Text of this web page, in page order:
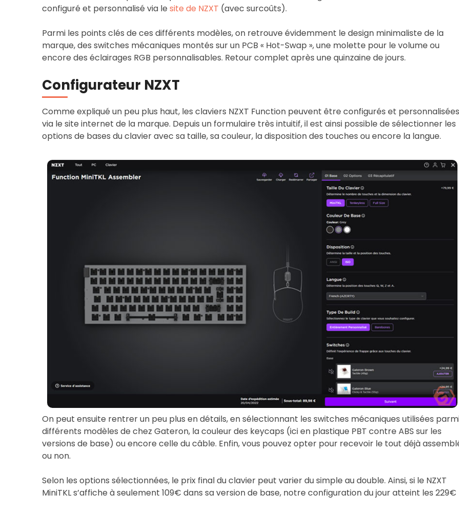
configuré et personnalisé via le site de NZXT (avec surcoûts).
Parmi les points clés de ces différents modèles, on retrouve évidemment le design minimaliste de la
marque, des switches mécaniques montés sur un PCB « Hot-Swap », une molette pour le volume ou
encore des éclairages RGB personnalisables. Retour complet après une quinzaine de jours.
Configurateur NZXT
Comme expliqué un peu plus haut, les claviers NZXT Function peuvent être configurés et personnalisées
via le site internet de la marque. Depuis un formulaire très intuitif, il est ainsi possible de sélectionner les
options de bases du clavier avec sa taille, sa couleur, la disposition des touches ou encore la langue.
On peut ensuite rentrer un peu plus en détails, en sélectionnant les switches mécaniques utilisées
différents modèles de chez Gateron, la couleur des keycaps (ici en plastique PBT contre ABS sur les
versions de base) ou encore celle du câble. Enfin, vous pouvez opter pour recevoir le tout déjà
ou non.
Selon les options sélectionnées, le prix final du clavier peut varier du simple au double. Ainsi, si le NZXT
MiniTKL s’affiche à seulement 109€ dans sa version de base, notre configuration du jour atteint les 229€